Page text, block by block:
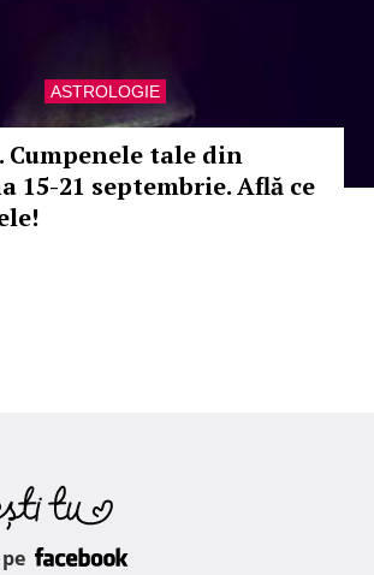
ASTROLOGIE
Cumpenele tale din
15-21 septembrie. Află ce